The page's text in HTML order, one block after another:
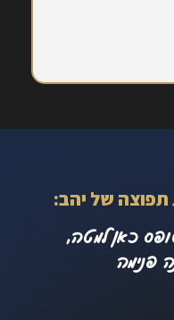
של יהב:
כאן למטה,
פנימה